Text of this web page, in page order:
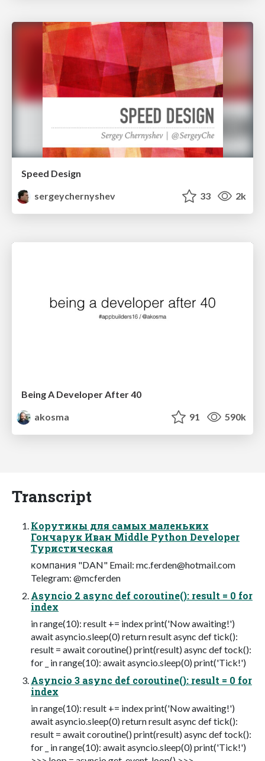
Speed Design
sergeychernyshev
33 2k
Being A Developer After 40
akosma
91 590k
Transcript
Корутины для самых маленьких
Гончарук Иван Middle Python Developer
Туристическая
компания "DAN" Email: mc.ferden@hotmail.com
Telegram: @mcferden
Asyncio 2 async def coroutine(): result = 0 for
index
in range(10): result += index print('Now awaiting!')
await asyncio.sleep(0) return result async def tick():
result = await coroutine() print(result) async def tock():
for _ in range(10): await asyncio.sleep(0) print('Tick!')
Asyncio 3 async def coroutine(): result = 0 for
index
in range(10): result += index print('Now awaiting!')
await asyncio.sleep(0) return result async def tick():
result = await coroutine() print(result) async def tock():
for _ in range(10): await asyncio.sleep(0) print('Tick!')